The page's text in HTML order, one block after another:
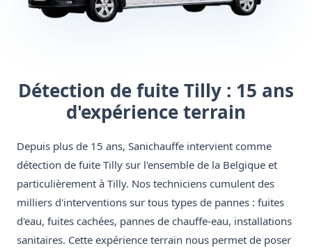
Détection de fuite Tilly : 15 ans
d'expérience terrain
Depuis plus de 15 ans, Sanichauffe intervient comme
détection de fuite Tilly sur l'ensemble de la Belgique et
particulièrement à Tilly. Nos techniciens cumulent des
milliers d'interventions sur tous types de pannes : fuites
d'eau, fuites cachées, pannes de chauffe-eau, installations
sanitaires. Cette expérience terrain nous permet de poser